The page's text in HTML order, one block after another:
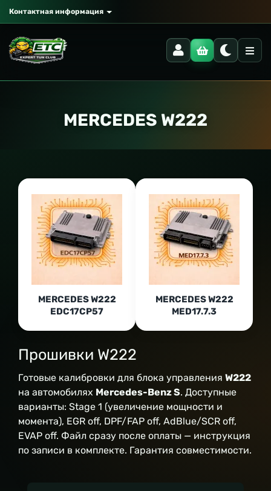
Контактная информация
MERCEDES W222
MERCEDES W222
EDC17CP57
MERCEDES W222
MED17.7.3
Прошивки W222
Готовые калибровки для блока управления W222
на автомобилях Mercedes-Benz S. Доступные
варианты: Stage 1 (увеличение мощности и
момента), EGR off, DPF/FAP off, AdBlue/SCR off,
EVAP off. Файл сразу после оплаты — инструкция
по записи в комплекте. Гарантия совместимости.